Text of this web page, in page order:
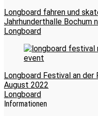
Longboard fahren und
Jahrhunderthalle Bochum
Longboard
Longboard Festival an der
August 2022
Longboard
Informationen